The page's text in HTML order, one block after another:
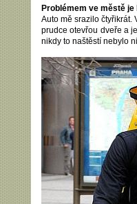
Problémem ve městě
Auto mě srazilo čtyřikrát.
prudce otevřou dveře a
nikdy to naštěstí nebylo